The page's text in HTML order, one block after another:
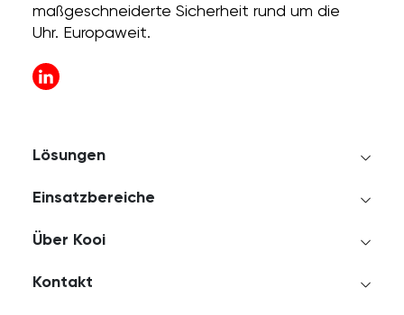
maßgeschneiderte Sicherheit rund um die
Uhr. Europaweit.
Lösungen
Einsatzbereiche
Über Kooi
Kontakt